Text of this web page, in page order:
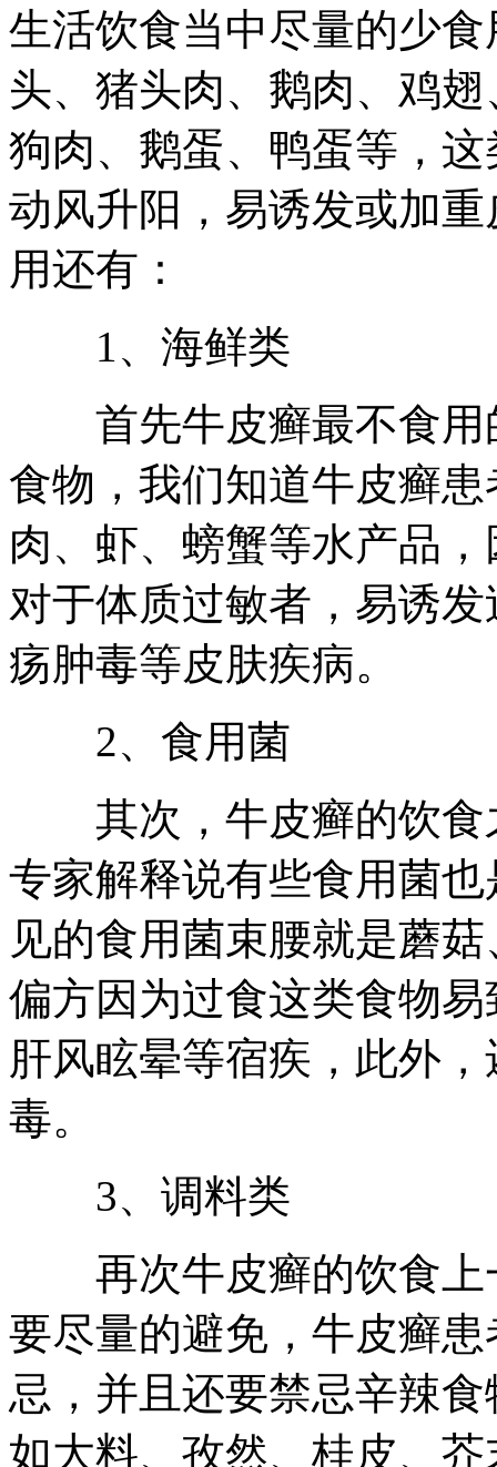
生活饮食当中尽量的少
头、猪头肉、鹅肉、鸡
狗肉、鹅蛋、鸭蛋等，
动风升阳，易诱发或加
用还有：
1、海鲜类
首先牛皮癣最不食用
食物，我们知道牛皮癣
肉、虾、螃蟹等水产品
对于体质过敏者，易诱
疡肿毒等皮肤疾病。
2、食用菌
其次，牛皮癣的饮食
专家解释说有些食用菌
见的食用菌束腰就是蘑
偏方因为过食这类食物
肝风眩晕等宿疾，此外
毒。
3、调料类
再次牛皮癣的饮食上
要尽量的避免，牛皮癣
忌，并且还要禁忌辛辣
如大料、孜然、桂皮、